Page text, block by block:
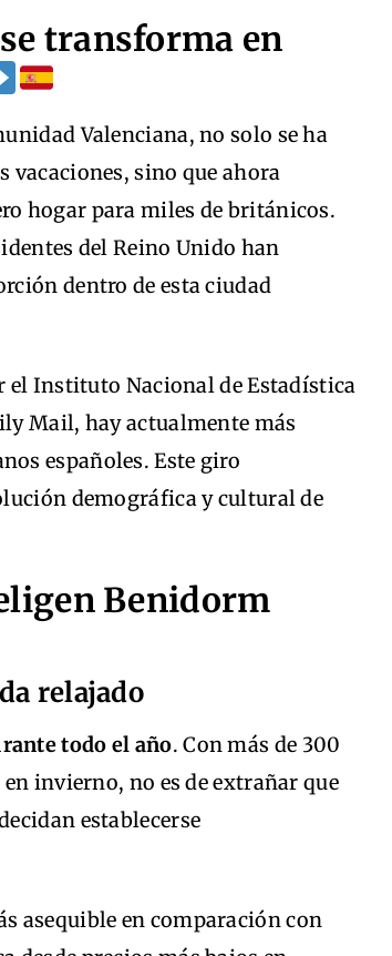
transforma en
Valenciana, no solo se ha
sino que ahora
hogar para miles de británicos.
del Reino Unido han
dentro de esta ciudad
el Instituto Nacional de Estadística
Mail, hay actualmente más
españoles. Este giro
demográfica y cultural de
Benidorm
relajado
todo el año. Con más de 300
invierno, no es de extrañar que
establecerse
asequible en comparación con